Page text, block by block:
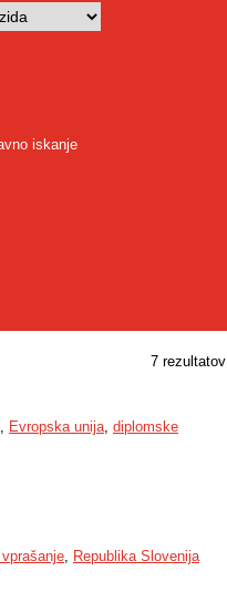
iskanje
7 rezultatov
, Evropska unija, diplomske
, Republika Slovenija